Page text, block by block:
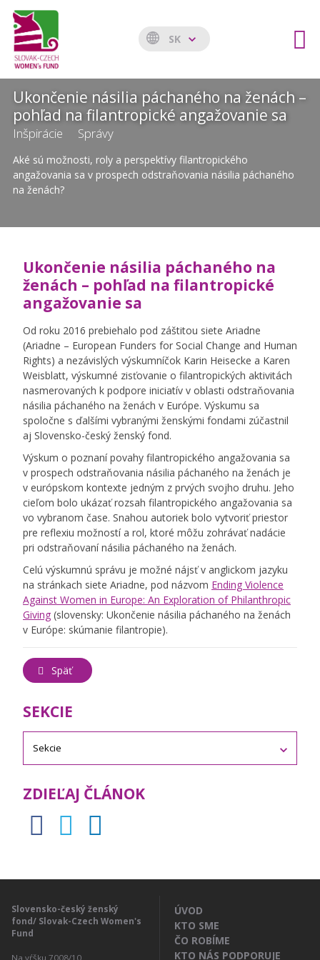
SK
Ukončenie násilia páchaného na ženách –
pohľad na filantropické angažovanie sa
Inšpirácie Správy
Aké sú možnosti, roly a perspektívy filantropického
angažovania sa v prospech odstraňovania násilia páchaného
na ženách?
Ukončenie násilia páchaného na
ženách – pohľad na filantropické
angažovanie sa
Od roku 2016 prebiehalo pod záštitou siete Ariadne
(Ariadne – European Funders for Social Change and Human
Rights) a nezávislých výskumníčok Karin Heisecke a Karen
Weisblatt, výskumné zisťovanie o filantropických aktivitách
nasmerovaných k podpore iniciatív v oblasti odstraňovania
násilia páchaného na ženách v Európe. Výskumu sa
spoločne s ďalšími vybranými ženskými fondami zúčastnil
aj Slovensko-český ženský fond.
Výskum o poznaní povahy filantropického angažovania sa
v prospech odstraňovania násilia páchaného na ženách je
v európskom kontexte jedným z prvých svojho druhu. Jeho
cieľom bolo ukázať rozsah filantropického angažovania sa
vo vybranom čase. Snahou autoriek bolo vytvoriť priestor
pre reflexiu možností a rol, ktoré môžu zohrávať nadácie
pri odstraňovaní násilia páchaného na ženách.
Celú výskumnú správu je možné nájsť v anglickom jazyku
na stránkach siete Ariadne, pod názvom Ending Violence
Against Women in Europe: An Exploration of Philanthropic
Giving (slovensky: Ukončenie násilia páchaného na ženách
v Európe: skúmanie filantropie).
Späť
SEKCIE
ZDIEĽAJ ČLÁNOK
Slovensko-český ženský
fond/ Slovak-Czech Women's
Fund
Na vŕšku 7008/10
ÚVOD
KTO SME
ČO ROBÍME
KTO NÁS PODPORUJE